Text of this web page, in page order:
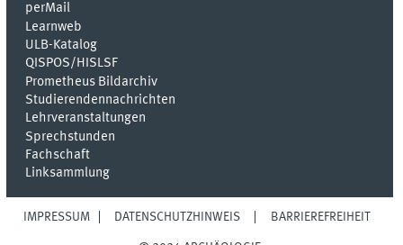
perMail
Learnweb
ULB-Katalog
QISPOS/HISLSF
Prometheus Bildarchiv
Studierendennachrichten
Lehrveranstaltungen
Sprechstunden
Fachschaft
Linksammlung
IMPRESSUM DATENSCHUTZHINWEIS BARRIEREFREIHEIT